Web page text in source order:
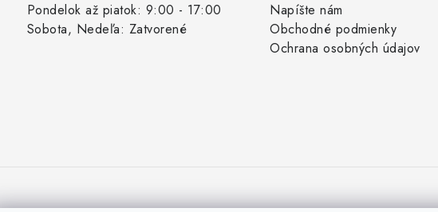
Pondelok až piatok: 9:00 - 17:00
Sobota, Nedeľa: Zatvorené
Napíšte nám
Obchodné podmienky
Ochrana osobných údajov